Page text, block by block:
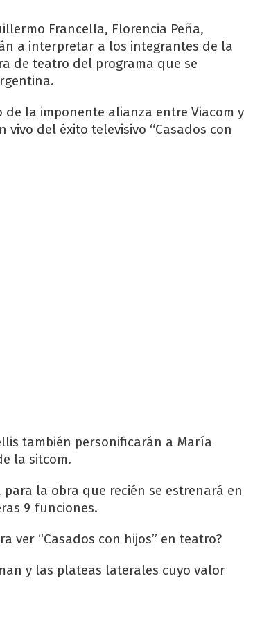
Francella, Florencia Peña,
a interpretar a los integrantes de la
de teatro del programa que se
la imponente alianza entre Viacom y
del éxito televisivo “Casados con
también personificarán a María
la sitcom.
la obra que recién se estrenará en
9 funciones.
ver “Casados con hijos” en teatro?
y las plateas laterales cuyo valor